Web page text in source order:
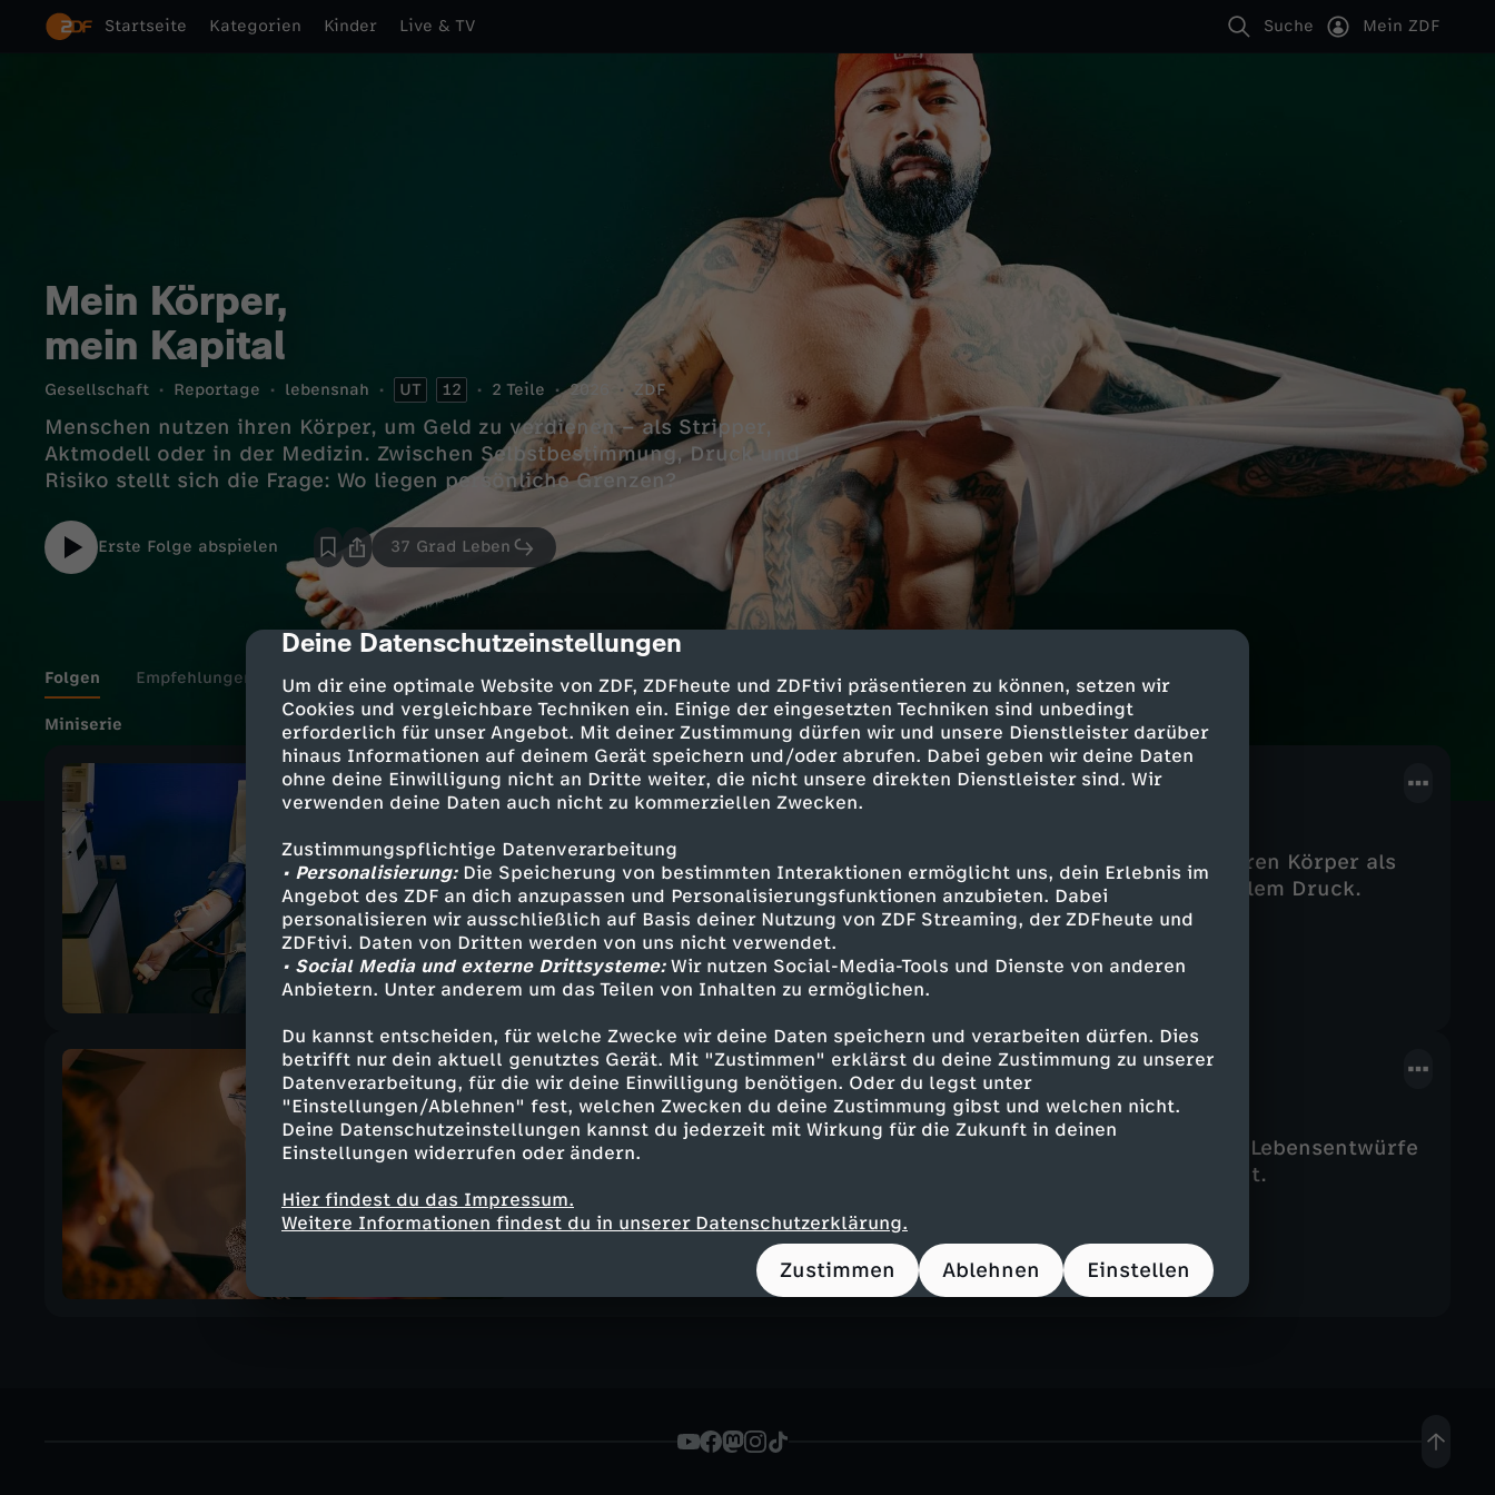
cmp-dialog-description
Deine Datenschutzeinstellungen
Um dir eine optimale Website von ZDF, ZDFheute und ZDFtivi präsentieren zu können, setzen wir
Cookies und vergleichbare Techniken ein. Einige der eingesetzten Techniken sind unbedingt
erforderlich für unser Angebot. Mit deiner Zustimmung dürfen wir und unsere Dienstleister darüber
hinaus Informationen auf deinem Gerät speichern und/oder abrufen. Dabei geben wir deine Daten
ohne deine Einwilligung nicht an Dritte weiter, die nicht unsere direkten Dienstleister sind. Wir
verwenden deine Daten auch nicht zu kommerziellen Zwecken.
Zustimmungspflichtige Datenverarbeitung
• Personalisierung:Die Speicherung von bestimmten Interaktionen ermöglicht uns, dein Erlebnis im
Angebot des ZDF an dich anzupassen und Personalisierungsfunktionen anzubieten. Dabei
personalisieren wir ausschließlich auf Basis deiner Nutzung von ZDF Streaming, der ZDFheute und
ZDFtivi. Daten von Dritten werden von uns nicht verwendet.
• Social Media und externe Drittsysteme:Wir nutzen Social-Media-Tools und Dienste von anderen
Anbietern. Unter anderem um das Teilen von Inhalten zu ermöglichen.
Du kannst entscheiden, für welche Zwecke wir deine Daten speichern und verarbeiten dürfen. Dies
betrifft nur dein aktuell genutztes Gerät. Mit "Zustimmen" erklärst du deine Zustimmung zu unserer
Datenverarbeitung, für die wir deine Einwilligung benötigen. Oder du legst unter
"Einstellungen/Ablehnen" fest, welchen Zwecken du deine Zustimmung gibst und welchen nicht.
Deine Datenschutzeinstellungen kannst du jederzeit mit Wirkung für die Zukunft in deinen
Einstellungen widerrufen oder ändern.
Hier findest du das Impressum.
Weitere Informationen findest du in unserer Datenschutzerklärung.
Zustimmen Ablehnen Einstellen
Startseite Kategorien Kinder Live & TV Suche Mein ZDF
Mein Körper,
mein Kapital
Gesellschaft Reportage lebensnah UT 12 2 Teile 2026 ZDF
Menschen nutzen ihren Körper, um Geld zu verdienen – als Stripper,
Aktmodell oder in der Medizin. Zwischen Selbstbestimmung, Druck und
Risiko stellt sich die Frage: Wo liegen persönliche Grenzen?
Erste Folge abspielen 37 Grad Leben
Folgen Empfehlungen Details
Miniserie
Folge 1
Für die Medizin
Plasma spenden, Medikamente testen: Nico und Kristina nutzen ihren Körper als
Einnahmequelle. Zwischen Strapazen, Verantwortung und finanziellem Druck.
Folge 2
Nackt für andere
28 Min. 2026 UT 12
Leif tanzt sich durch Nächte, Elia stellt sich nackt ins Atelier. Zwei Lebensentwürfe
zwischen Selbstbild, Mut und der Frage, wie weit man für Geld geht.